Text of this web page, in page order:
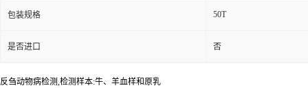
包装规格 50T
是否进口 否
反刍动物病检测,检测样本:牛、羊血样和原乳